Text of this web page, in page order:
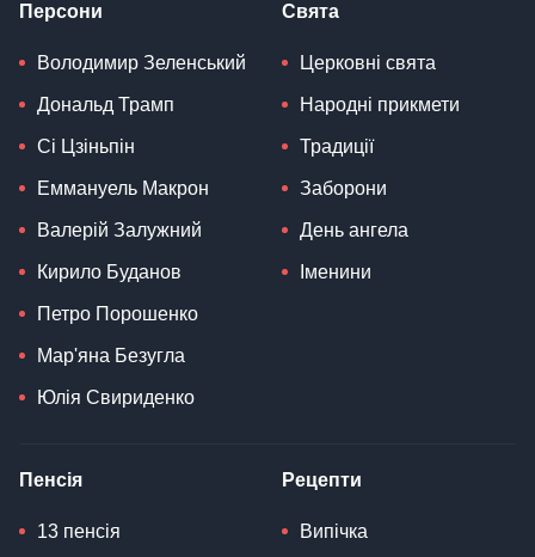
Персони
Володимир Зеленський
Дональд Трамп
Сі Цзіньпін
Еммануель Макрон
Валерій Залужний
Кирило Буданов
Петро Порошенко
Мар'яна Безугла
Юлія Свириденко
Свята
Церковні свята
Народні прикмети
Традиції
Заборони
День ангела
Іменини
Пенсія
13 пенсія
Рецепти
Випічка